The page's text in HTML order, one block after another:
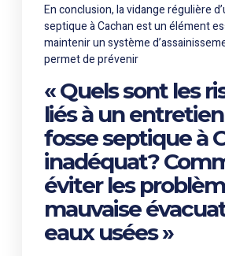
En conclusion, la vidange régulière
septique à Cachan est un élément
maintenir un système
permet de prévenir
« Quels sont les
liés à un
fosse septique à
inadéquat?
éviter les
mauvaise
eaux usées »